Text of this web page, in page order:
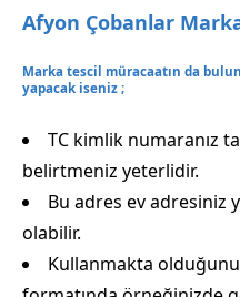
Afyon Çobanlar
Marka tescil müracaatın da
yapacak iseniz ;
TC kimlik numaranız
belirtmeniz yeterlidir.
Bu adres ev adresiniz
olabilir.
Kullanmakta